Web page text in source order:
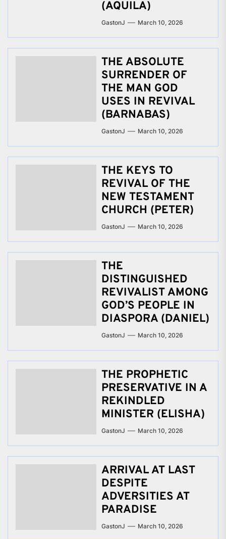
(AQUILA)
GastonJ March 10, 2026
THE ABSOLUTE
SURRENDER OF
THE MAN GOD
USES IN REVIVAL
(BARNABAS)
GastonJ March 10, 2026
THE KEYS TO
REVIVAL OF THE
NEW TESTAMENT
CHURCH (PETER)
GastonJ March 10, 2026
THE
DISTINGUISHED
REVIVALIST AMONG
GOD’S PEOPLE IN
DIASPORA (DANIEL)
GastonJ March 10, 2026
THE PROPHETIC
PRESERVATIVE IN A
REKINDLED
MINISTER (ELISHA)
GastonJ March 10, 2026
ARRIVAL AT LAST
DESPITE
ADVERSITIES AT
PARADISE
GastonJ March 10, 2026